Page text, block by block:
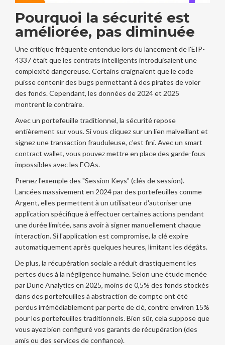
Pourquoi la sécurité est
améliorée, pas diminuée
Une critique fréquente entendue lors du lancement de l'EIP-
4337 était que les contrats intelligents introduisaient une
complexité dangereuse. Certains craignaient que le code
puisse contenir des bugs permettant à des pirates de voler
des fonds. Cependant, les données de 2024 et 2025
montrent le contraire.
Avec un portefeuille traditionnel, la sécurité repose
entièrement sur vous. Si vous cliquez sur un lien malveillant et
signez une transaction frauduleuse, c'est fini. Avec un smart
contract wallet, vous pouvez mettre en place des garde-fous
impossibles avec les EOAs.
Prenez l'exemple des "Session Keys" (clés de session).
Lancées massivement en 2024 par des portefeuilles comme
Argent, elles permettent à un utilisateur d'autoriser une
application spécifique à effectuer certaines actions pendant
une durée limitée, sans avoir à signer manuellement chaque
interaction. Si l'application est compromise, la clé expire
automatiquement après quelques heures, limitant les dégâts.
De plus, la récupération sociale a réduit drastiquement les
pertes dues à la négligence humaine. Selon une étude menée
par Dune Analytics en 2025, moins de 0,5% des fonds stockés
dans des portefeuilles à abstraction de compte ont été
perdus irrémédiablement par perte de clé, contre environ 15%
pour les portefeuilles traditionnels. Bien sûr, cela suppose que
vous ayez bien configuré vos garants de récupération (des
amis ou des services de confiance).